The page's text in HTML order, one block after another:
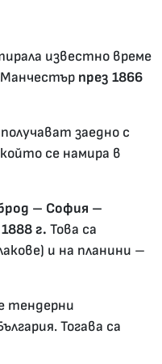
известно време
Манчестър през 1866
заедно с
се намира в
– София –
г. Това са
и на планини –
тендерни
Тогава са